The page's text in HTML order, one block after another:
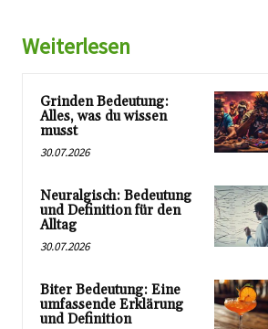
Weiterlesen
Grinden Bedeutung:
Alles, was du wissen
musst
30.07.2026
Neuralgisch: Bedeutung
und Definition für den
Alltag
30.07.2026
Biter Bedeutung: Eine
umfassende Erklärung
und Definition